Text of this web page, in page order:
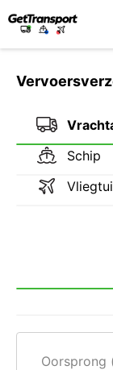
Schip
Oorsprong